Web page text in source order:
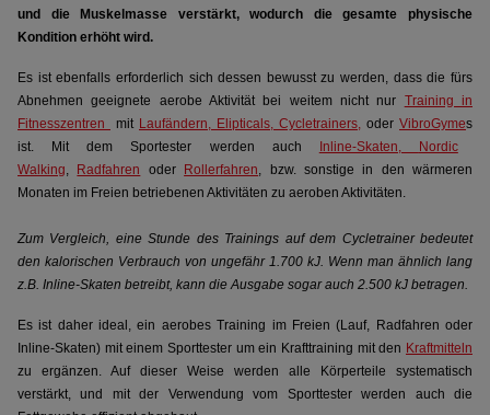
und die Muskelmasse verstärkt, wodurch die gesamte physische
Kondition erhöht wird.
Es ist ebenfalls erforderlich sich dessen bewusst zu werden, dass die fürs
Abnehmen geeignete aerobe Aktivität bei weitem nicht nur Training in
Fitnesszentren
mit Laufändern, Elipticals, Cycletrainers, oder VibroGymes
ist. Mit dem Sportester werden auch
Inline-Skaten,
Nordic
Walking, Radfahren oder Rollerfahren, bzw. sonstige in den wärmeren
Monaten im Freien betriebenen Aktivitäten zu aeroben Aktivitäten.
Zum Vergleich, eine Stunde des Trainings auf dem Cycletrainer bedeutet
den kalorischen Verbrauch von ungefähr 1.700 kJ. Wenn man ähnlich lang
z.B. Inline-Skaten betreibt, kann die Ausgabe sogar auch 2.500 kJ betragen.
Es ist daher ideal, ein aerobes Training im Freien (Lauf, Radfahren oder
Inline-Skaten) mit einem Sporttester um ein Krafttraining mit den Kraftmitteln
zu ergänzen. Auf dieser Weise werden alle Körperteile systematisch
verstärkt, und mit der Verwendung vom Sporttester werden auch die